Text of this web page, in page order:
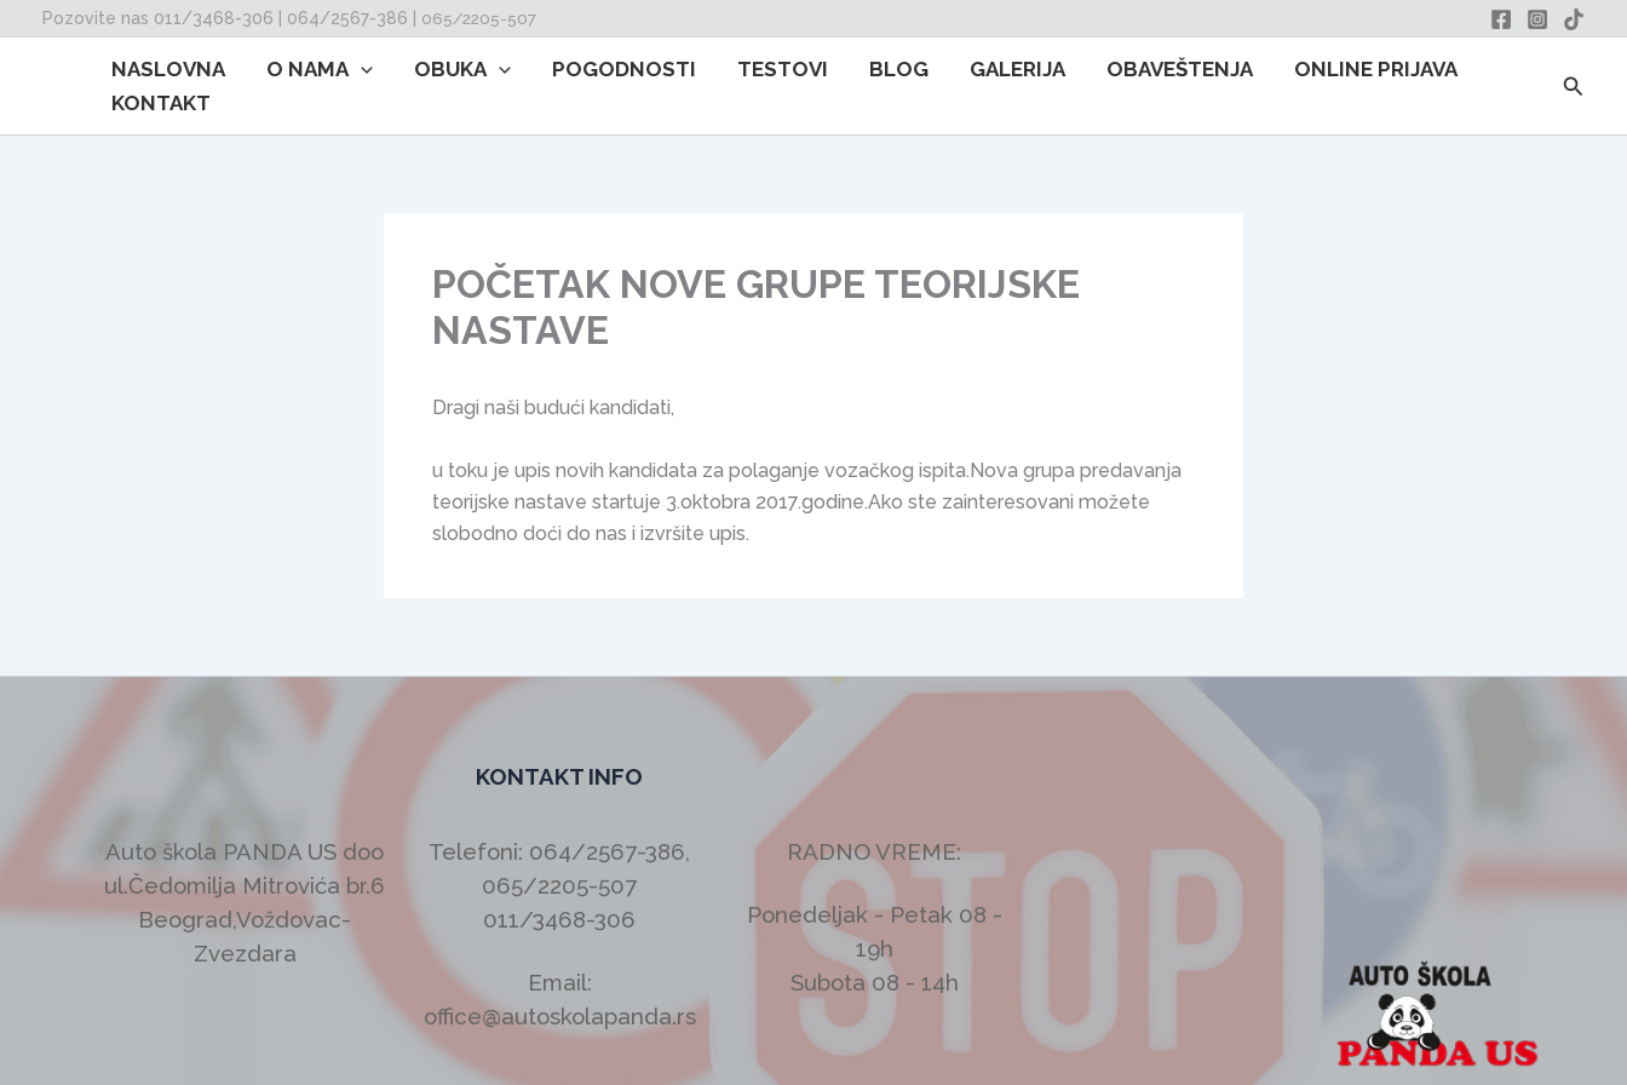
to
Pozovite nas 011/3468-306 | 064/2567-386 | 065/2205-507
NASLOVNA O NAMA OBUKA POGODNOSTI TESTOVI BLOG GALERIJA OBAVEŠTENJA
ONLINE PRIJAVA
KONTAKT
POČETAK NOVE GRUPE TEORIJSKE
NASTAVE
Dragi naši budući kandidati,
u toku je upis novih kandidata za polaganje vozačkog ispita.Nova grupa predavanja
teorijske nastave startuje 3.oktobra 2017.godine.Ako ste zainteresovani možete
slobodno doći do nas i izvršite upis.
KONTAKT INFO
Auto škola PANDA US doo
ul.Čedomilja Mitrovića br.6
Beograd,Voždovac-
Zvezdara
Telefoni: 064/2567-386,
065/2205-507
011/3468-306
Email:
office@autoskolapanda.rs
RADNO VREME:
Ponedeljak - Petak 08 -
19h
Subota 08 - 14h